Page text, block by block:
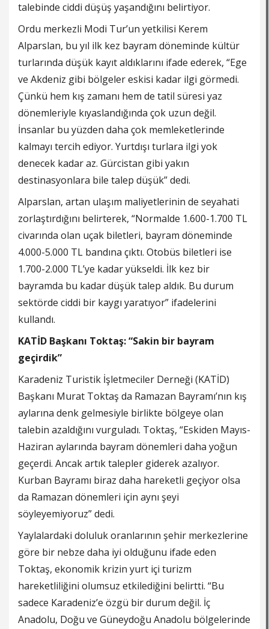
talebinde ciddi düşüş yaşandığını belirtiyor.
Ordu merkezli Modi Tur’un yetkilisi Kerem
Alparslan, bu yıl ilk kez bayram döneminde kültür
turlarında düşük kayıt aldıklarını ifade ederek, “Ege
ve Akdeniz gibi bölgeler eskisi kadar ilgi görmedi.
Çünkü hem kış zamanı hem de tatil süresi yaz
dönemleriyle kıyaslandığında çok uzun değil.
İnsanlar bu yüzden daha çok memleketlerinde
kalmayı tercih ediyor. Yurtdışı turlara ilgi yok
denecek kadar az. Gürcistan gibi yakın
destinasyonlara bile talep düşük” dedi.
Alparslan, artan ulaşım maliyetlerinin de seyahati
zorlaştırdığını belirterek, “Normalde 1.600-1.700 TL
civarında olan uçak biletleri, bayram döneminde
4.000-5.000 TL bandına çıktı. Otobüs biletleri ise
1.700-2.000 TL’ye kadar yükseldi. İlk kez bir
bayramda bu kadar düşük talep aldık. Bu durum
sektörde ciddi bir kaygı yaratıyor” ifadelerini
kullandı.
KATİD Başkanı Toktaş: “Sakin bir bayram
geçirdik”
Karadeniz Turistik İşletmeciler Derneği (KATİD)
Başkanı Murat Toktaş da Ramazan Bayramı’nın kış
aylarına denk gelmesiyle birlikte bölgeye olan
talebin azaldığını vurguladı. Toktaş, “Eskiden Mayıs-
Haziran aylarında bayram dönemleri daha yoğun
geçerdi. Ancak artık talepler giderek azalıyor.
Kurban Bayramı biraz daha hareketli geçiyor olsa
da Ramazan dönemleri için aynı şeyi
söyleyemiyoruz” dedi.
Yaylalardaki doluluk oranlarının şehir merkezlerine
göre bir nebze daha iyi olduğunu ifade eden
Toktaş, ekonomik krizin yurt içi turizm
hareketliliğini olumsuz etkilediğini belirtti. “Bu
sadece Karadeniz’e özgü bir durum değil. İç
Anadolu, Doğu ve Güneydoğu Anadolu bölgelerinde